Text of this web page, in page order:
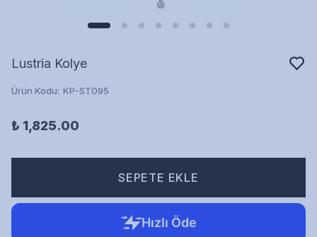
Lustria Kolye
Ürün Kodu: KP-ST095
₺ 1,825.00
SEPETE EKLE